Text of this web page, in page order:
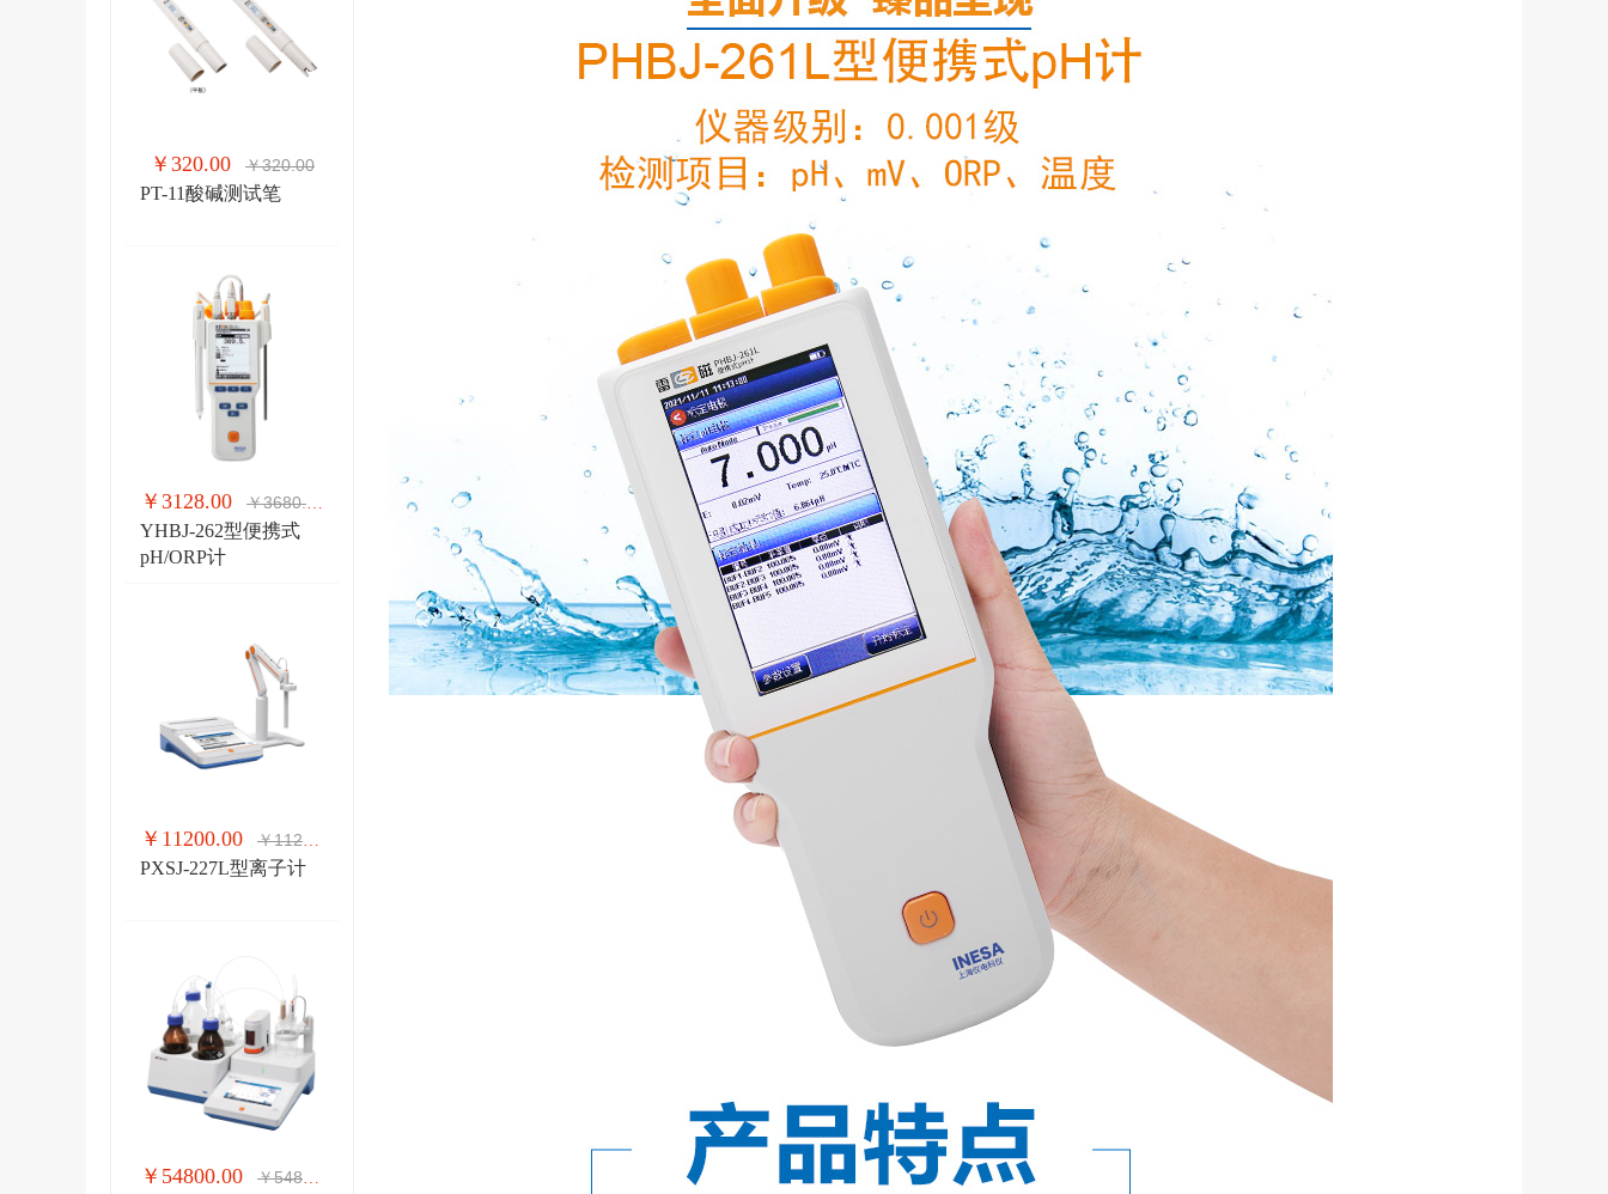
￥320.00 ￥320.00
PT-11酸碱测试笔
￥3128.00 ￥3680.00
YHBJ-262型便携式
pH/ORP计
￥11200.00 ￥11200.00
PXSJ-227L型离子计
￥54800.00 ￥54800.00